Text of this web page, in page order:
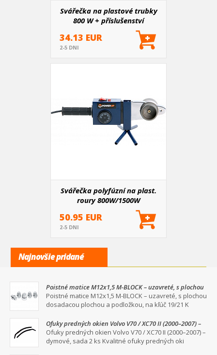
Svářečka na plastové trubky
800 W + příslušenství
34.13 EUR
2-5 DNI
Svářečka polyfúzní na plast.
roury 800W/1500W
50.95 EUR
2-5 DNI
Najnovšie pridané
Poistné matice M12x1,5 M-BLOCK – uzavreté, s plochou
dosadacou plochou a podložkou, na kľúč 19/21
Poistné matice M12x1,5 M-BLOCK – uzavreté, s plochou
dosadacou plochou a podložkou, na kľúč 19/21 K
Ofuky predných okien Volvo V70 / XC70 II (2000–2007) –
dymové, sada 2 ks
Ofuky predných okien Volvo V70 / XC70 II (2000–2007) –
dymové, sada 2 ks Kvalitné ofuky predných oki